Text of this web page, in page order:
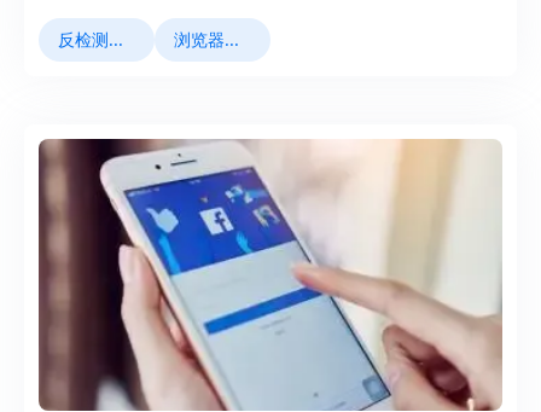
反检测浏览器 浏览器指纹